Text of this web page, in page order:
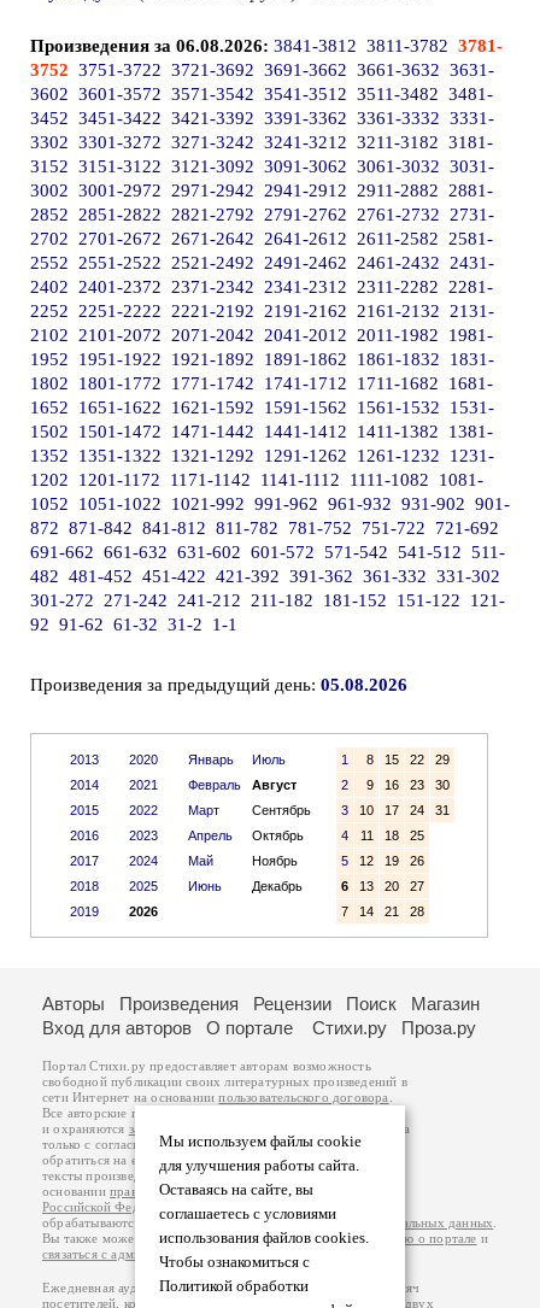
Произведения за 06.08.2026: 3841-3812 3811-3782 3781-
3752 3751-3722 3721-3692 3691-3662 3661-3632 3631-
3602 3601-3572 3571-3542 3541-3512 3511-3482 3481-
3452 3451-3422 3421-3392 3391-3362 3361-3332 3331-
3302 3301-3272 3271-3242 3241-3212 3211-3182 3181-
3152 3151-3122 3121-3092 3091-3062 3061-3032 3031-
3002 3001-2972 2971-2942 2941-2912 2911-2882
2881-
2852
2851-2822 2821-2792 2791-2762 2761-2732
2731-
2702
2701-2672 2671-2642 2641-2612 2611-2582
2581-
2552
2551-2522 2521-2492 2491-2462 2461-2432
2431-
2402
2401-2372 2371-2342 2341-2312 2311-2282
2281-
2252
2251-2222 2221-2192 2191-2162 2161-2132
2131-
2102
2101-2072 2071-2042 2041-2012 2011-1982
1981-
1952
1951-1922 1921-1892 1891-1862 1861-1832
1831-
1802
1801-1772 1771-1742 1741-1712 1711-1682
1681-
1652
1651-1622 1621-1592 1591-1562 1561-1532
1531-
1502
1501-1472 1471-1442 1441-1412 1411-1382
1381-
1352
1351-1322 1321-1292 1291-1262 1261-1232
1231-
1202
1201-1172 1171-1142 1141-1112 1111-1082
1081-
1052
1051-1022 1021-992 991-962 961-932 931-902 901-
872 871-842 841-812 811-782 781-752 751-722
721-692
691-662 661-632 631-602 601-572 571-542 541-512 511-
482 481-452 451-422 421-392 391-362 361-332 331-302
301-272
271-242 241-212 211-182 181-152 151-122
121-
92 91-62 61-32 31-2 1-1
Произведения за предыдущий день: 05.08.2026
2013
2014
2015
2016
2017
2018
2019
2020
2021
2022
2023
2024
2025
2026
Январь
Июль
Февраль
Август
Март
Сентябрь
Апрель
Октябрь
Май
Ноябрь
Июнь
Декабрь
1 8 15 22
29
2
9 16 23
30
3
10 17 24
31
4
11 18
25
5
12 19
26
6
13 20
27
7
14 21 28
Мы используем файлы cookie
для улучшения работы сайта.
Оставаясь на сайте, вы
соглашаетесь с условиями
использования файлов cookies.
Чтобы ознакомиться с
Политикой обработки
Авторы Произведения Рецензии Поиск
Магазин
Вход для авторов
О портале Стихи.ру Проза.ру
Портал Стихи.ру предоставляет авторам возможность
свободной публикации своих литературных произведений в
сети Интернет на основаниипользовательского договора
Все авторские права на произведения принадлежат авторам
и охраняются законом
. Перепечатка произведений возможна
только с согласия его автора, к которому вы можете
обратиться на его авторской странице. Ответственность за
тексты произведений авторы несут самостоятельно на
основанииправил публикацииизаконодательства
Российской Федерации
обрабатываются на основанииПолитики обработки персональных данных
Вы также можете посмотреть более подробнуюинформацию о портале и
связаться с администрацией
Ежедневная аудитория портала Стихи.ру – порядка 200 тысяч
посетителей, которые в общей сумме просматривают более двух